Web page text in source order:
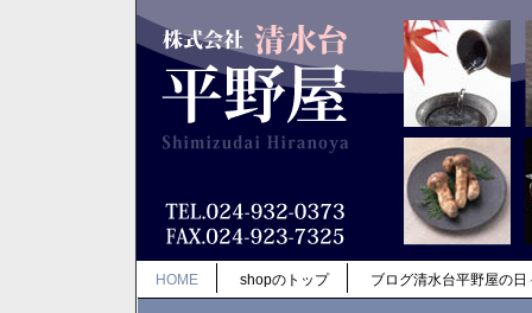
HOME shopのトップ ブログ清水台平野屋の日